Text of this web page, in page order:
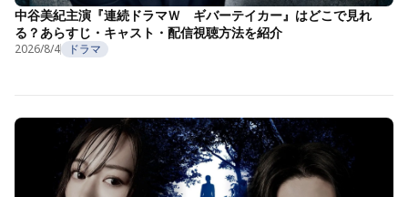
中谷美紀主演『連続ドラマＷ ギバーテイカー』はどこで見れ
る？あらすじ・キャスト・配信視聴方法を紹介
2026/8/4 ドラマ